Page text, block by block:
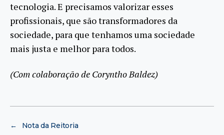
tecnologia. E precisamos valorizar esses
profissionais, que são transformadores da
sociedade, para que tenhamos uma sociedade
mais justa e melhor para todos.
(Com colaboração de Coryntho Baldez)
←
Nota da Reitoria